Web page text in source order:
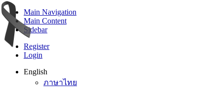
Main Navigation
Main Content
Sidebar
Register
Login
English
ภาษาไทย